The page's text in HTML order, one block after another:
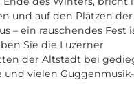
und auf den Plätzen
– ein rauschendes Fest
Sie die Luzerner
der Altstadt bei
und vielen